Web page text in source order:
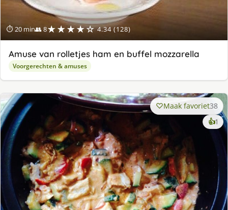
⏱ 20 min👥 8★★★★☆ 4.34 (128)
Amuse van rolletjes ham en buffel mozzarella
Voorgerechten & amuses
Maak favoriet38
👍1